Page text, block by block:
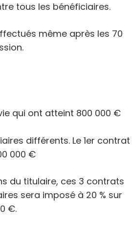
tous les bénéficiaires.
même après les 70
qui ont atteint 800 000 €
différents. Le 1er contrat
000 €
du titulaire, ces 3 contrats
sera imposé à 20 % sur
€.